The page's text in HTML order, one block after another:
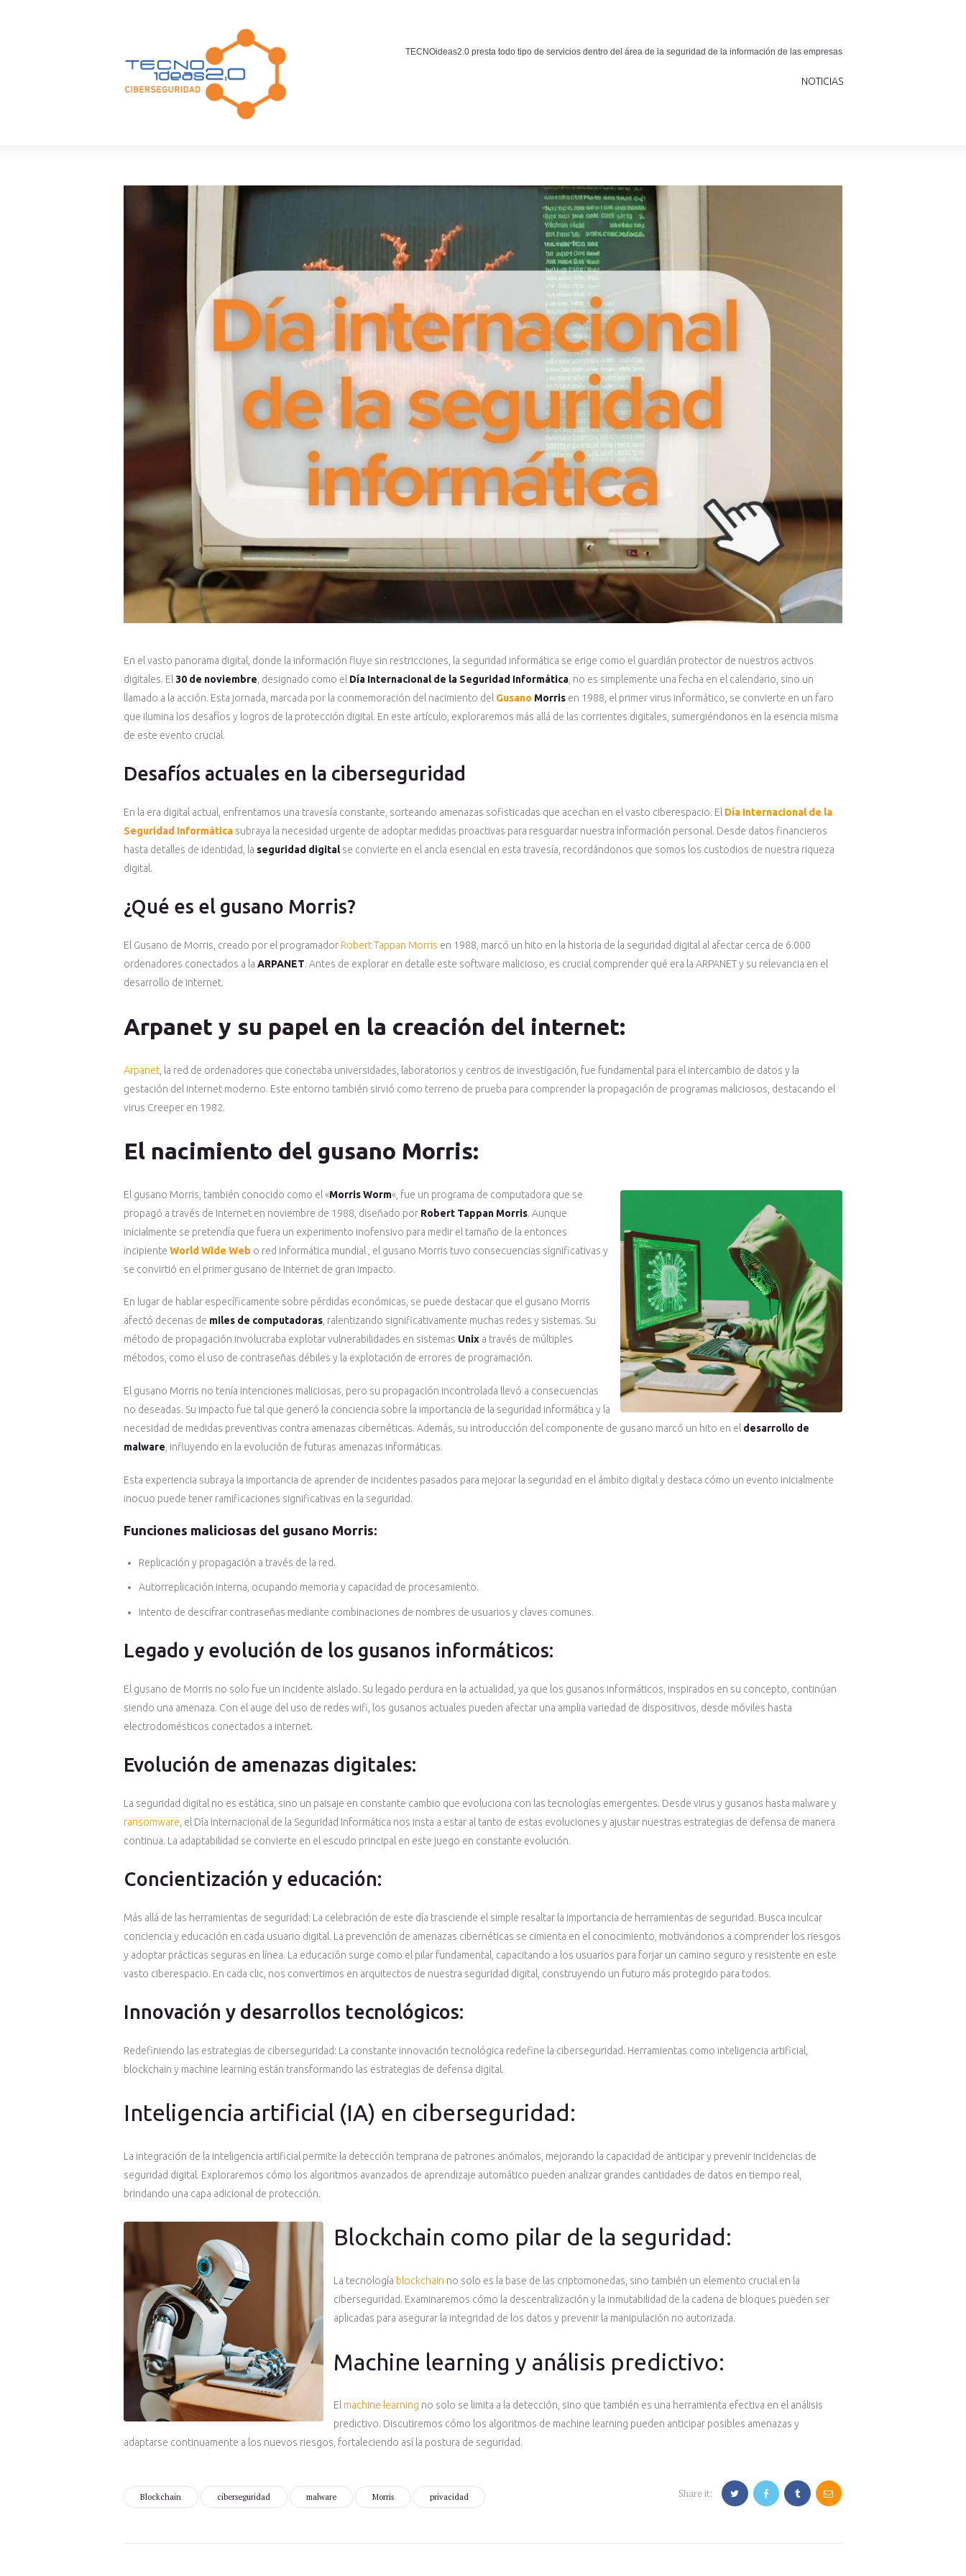
TECNOideas2.0 presta todo tipo de servicios dentro del área de la seguridad de la información de las empresas
NOTICIAS
Noticias tecnológicas.
En el vasto panorama digital, donde la información fluye sin restricciones, la seguridad informática se erige como el guardián protector de nuestros activos
digitales. El 30 de noviembre, designado como el Día Internacional de la Seguridad Informática, no es simplemente una fecha en el calendario, sino un
llamado a la acción. Esta jornada, marcada por la conmemoración del nacimiento del Gusano Morris en 1988, el primer virus informático, se convierte en un faro
que ilumina los desafíos y logros de la protección digital. En este artículo, exploraremos más allá de las corrientes digitales, sumergiéndonos en la esencia misma
de este evento crucial.
Desafíos actuales en la ciberseguridad
En la era digital actual, enfrentamos una travesía constante, sorteando amenazas sofisticadas que acechan en el vasto ciberespacio. El Día Internacional de la
Seguridad Informática subraya la necesidad urgente de adoptar medidas proactivas para resguardar nuestra información personal. Desde datos financieros
hasta detalles de identidad, la seguridad digitalse convierte en el ancla esencial en esta travesía, recordándonos que somos los custodios de nuestra riqueza
digital.
¿Qué es el gusano Morris?
El Gusano de Morris, creado por el programador Robert Tappan Morris en 1988, marcó un hito en la historia de la seguridad digital al afectar cerca de 6.000
ordenadores conectados a la ARPANET. Antes de explorar en detalle este software malicioso, es crucial comprender qué era la ARPANET y su relevancia en el
desarrollo de internet.
Arpanet y su papel en la creación del internet:
Arpanet , la red de ordenadores que conectaba universidades, laboratorios y centros de investigación, fue fundamental para el intercambio de datos y la
gestación del internet moderno. Este entorno también sirvió como terreno de prueba para comprender la propagación de programas maliciosos, destacando el
virus Creeper en 1982.
El nacimiento del gusano Morris:
El gusano Morris, también conocido como el «Morris Worm«, fue un programa de computadora que se
propagó a través de Internet en noviembre de 1988, diseñado por Robert Tappan Morris. Aunque
inicialmente se pretendía que fuera un experimento inofensivo para medir el tamaño de la entonces
incipiente World Wide Web o red informática mundial , el gusano Morris tuvo consecuencias significativas y
se convirtió en el primer gusano de Internet de gran impacto.
En lugar de hablar específicamente sobre pérdidas económicas, se puede destacar que el gusano Morris
afectó decenas de miles de computadoras, ralentizando significativamente muchas redes y sistemas. Su
método de propagación involucraba explotar vulnerabilidades en sistemas Unix a través de múltiples
métodos, como el uso de contraseñas débiles y la explotación de errores de programación.
El gusano Morris no tenía intenciones maliciosas, pero su propagación incontrolada llevó a consecuencias
no deseadas. Su impacto fue tal que generó la conciencia sobre la importancia de la seguridad informática y la
necesidad de medidas preventivas contra amenazas cibernéticas. Además, su introducción del componente de gusano marcó un hito en el desarrollo de
malware , influyendo en la evolución de futuras amenazas informáticas.
Esta experiencia subraya la importancia de aprender de incidentes pasados para mejorar la seguridad en el ámbito digital y destaca cómo un evento inicialmente
inocuo puede tener ramificaciones significativas en la seguridad.
Funciones maliciosas del gusano Morris:
Replicación y propagación a través de la red.
Autorreplicación interna, ocupando memoria y capacidad de procesamiento.
Intento de descifrar contraseñas mediante combinaciones de nombres de usuarios y claves comunes.
Legado y evolución de los gusanos informáticos:
El gusano de Morris no solo fue un incidente aislado. Su legado perdura en la actualidad, ya que los gusanos informáticos, inspirados en su concepto, continúan
siendo una amenaza. Con el auge del uso de redes wifi, los gusanos actuales pueden afectar una amplia variedad de dispositivos, desde móviles hasta
electrodomésticos conectados a internet.
Evolución de amenazas digitales:
La seguridad digital no es estática, sino un paisaje en constante cambio que evoluciona con las tecnologías emergentes. Desde virus y gusanos hasta malware y
ransomware , el Día Internacional de la Seguridad Informática nos insta a estar al tanto de estas evoluciones y ajustar nuestras estrategias de defensa de manera
continua. La adaptabilidad se convierte en el escudo principal en este juego en constante evolución.
Concientización y educación:
Más allá de las herramientas de seguridad: La celebración de este día trasciende el simple resaltar la importancia de herramientas de seguridad. Busca inculcar
conciencia y educación en cada usuario digital. La prevención de amenazas cibernéticas se cimienta en el conocimiento, motivándonos a comprender los riesgos
y adoptar prácticas seguras en línea. La educación surge como el pilar fundamental, capacitando a los usuarios para forjar un camino seguro y resistente en este
vasto ciberespacio. En cada clic, nos convertimos en arquitectos de nuestra seguridad digital, construyendo un futuro más protegido para todos.
Innovación y desarrollos tecnológicos:
Redefiniendo las estrategias de ciberseguridad: La constante innovación tecnológica redefine la ciberseguridad. Herramientas como inteligencia artificial,
blockchain y machine learning están transformando las estrategias de defensa digital.
Inteligencia artificial (IA) en ciberseguridad:
La integración de la inteligencia artificial permite la detección temprana de patrones anómalos, mejorando la capacidad de anticipar y prevenir incidencias de
seguridad digital. Exploraremos cómo los algoritmos avanzados de aprendizaje automático pueden analizar grandes cantidades de datos en tiempo real,
brindando una capa adicional de protección.
Blockchain como pilar de la seguridad:
La tecnología blockchain no solo es la base de las criptomonedas, sino también un elemento crucial en la
ciberseguridad. Examinaremos cómo la descentralización y la inmutabilidad de la cadena de bloques pueden ser
aplicadas para asegurar la integridad de los datos y prevenir la manipulación no autorizada.
Machine learning y análisis predictivo:
El machine learning no solo se limita a la detección, sino que también es una herramienta efectiva en el análisis
predictivo. Discutiremos cómo los algoritmos de machine learning pueden anticipar posibles amenazas y
adaptarse continuamente a los nuevos riesgos, fortaleciendo así la postura de seguridad.
Blockchain ciberseguridad malware Morris privacidad Share it: